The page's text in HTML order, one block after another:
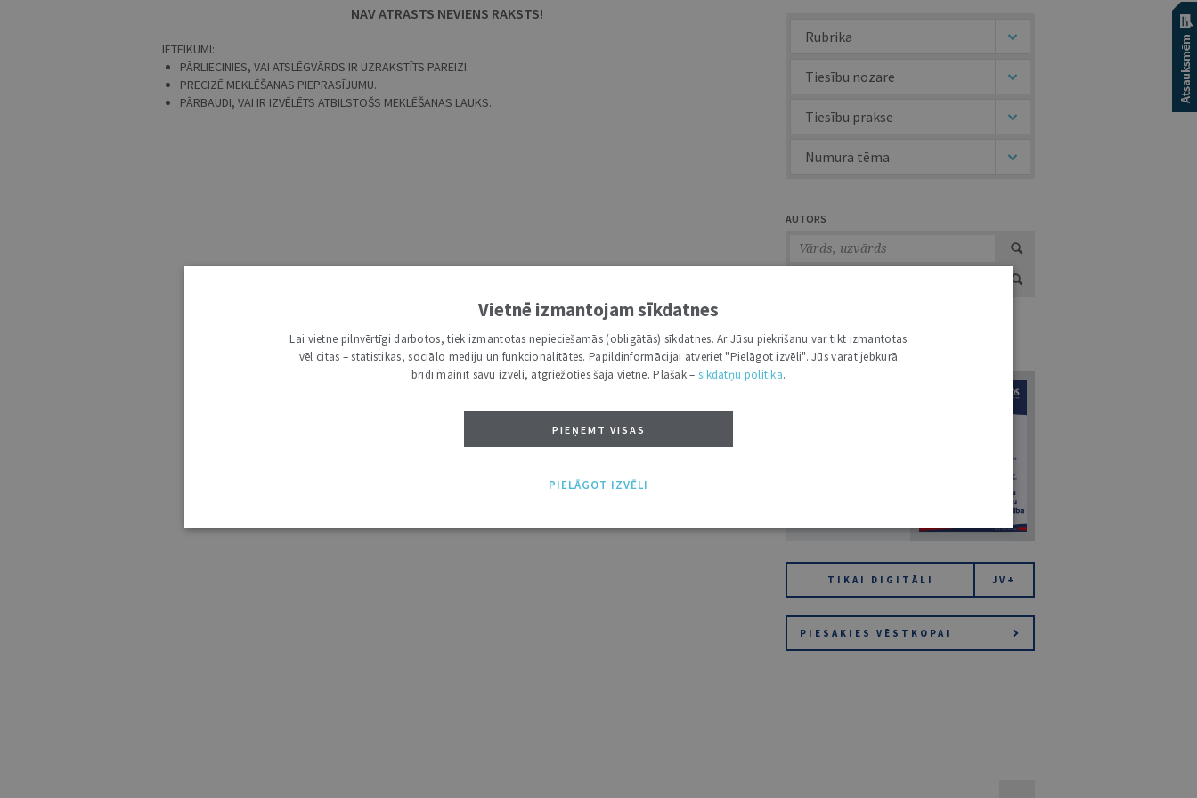
NAV ATRASTS NEVIENS RAKSTS!
IETEIKUMI:
PĀRLIECINIES, VAI ATSLĒGVĀRDS IR UZRAKSTĪTS PAREIZI.
PRECIZĒ MEKLĒŠANAS PIEPRASĪJUMU.
PĀRBAUDI, VAI IR IZVĒLĒTS ATBILSTOŠS MEKLĒŠANAS LAUKS.
Rubrika
Tiesību nozare
Tiesību prakse
Numura tēma
AUTORS
ŽURNĀLU KATALOGS /
TIKAI DIGITĀLI JV+
PIESAKIES VĒSTKOPAI
Vietnē izmantojam sīkdatnes
Lai vietne pilnvērtīgi darbotos, tiek izmantotas nepieciešamās (obligātās) sīkdatnes. Ar Jūsu piekrišanu var tikt izmantotas
vēl citas – statistikas, sociālo mediju un funkcionalitātes. Papildinformācijai atveriet "Pielāgot izvēli". Jūs varat jebkurā
brīdī mainīt savu izvēli, atgriežoties šajā vietnē. Plašāk – sīkdatņu politikā.
PIEŅEMT VISAS
PIELĀGOT IZVĒLI